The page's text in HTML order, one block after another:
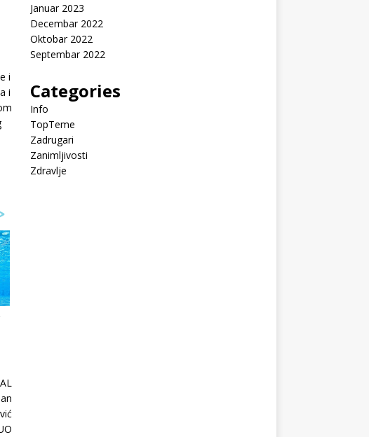
i
i
Januar 2023
Decembar 2022
Oktobar 2022
Septembar 2022
Categories
Info
TopTeme
Zadrugari
Zanimljivosti
Zdravlje